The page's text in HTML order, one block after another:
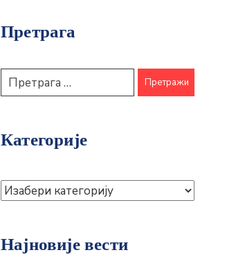
Претрага
Категорије
Најновије вести